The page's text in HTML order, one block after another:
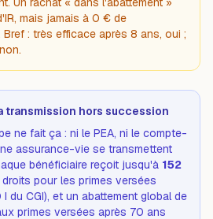
mais jamais à 0 € de
: très efficace après 8 ans, oui ;
transmission hors succession
ne fait ça : ni le PEA, ni le compte-
assurance-vie se transmettent
bénéficiaire reçoit jusqu'à 152
pour les primes versées
du CGI), et un abattement global de
primes versées après 70 ans